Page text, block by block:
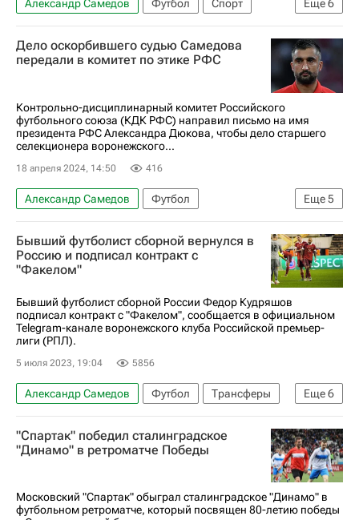
Еще6
Александр Самедов Футбол
Спорт
Россия
Андрей Стукалов
Кирилл Большаков
Факел
Локомотив (Москва)
Дело оскорбившего судью Самедова
передали в комитет по этике РФС
Контрольно-дисциплинарный комитет Российского
футбольного союза (КДК РФС) направил письмо на имя
президента РФС Александра Дюкова, чтобы дело старшего
селекционера воронежского...
18 апреля 2024, 14:50 416
Еще5
Александр Самедов
Футбол
Кирилл Большаков
Артур Григорьянц
Факел
Российский футбольный союз (РФС)
Ростов
Бывший футболист сборной вернулся в
Россию и подписал контракт с
"Факелом"
Бывший футболист сборной России Федор Кудряшов
подписал контракт с "Факелом", сообщается в официальном
Telegram-канале воронежского клуба Российской премьер-
лиги (РПЛ).
5 июля 2023, 19:04 5856
Еще6
Александр Самедов Футбол
Трансферы
Трансферы в РПЛ
Фёдор Кудряшов
Антальяспор
Сочи
Факел
"Спартак" победил сталинградское
"Динамо" в ретроматче Победы
Московский "Спартак" обыграл сталинградское "Динамо" в
футбольном ретроматче, который посвящен 80-летию победы